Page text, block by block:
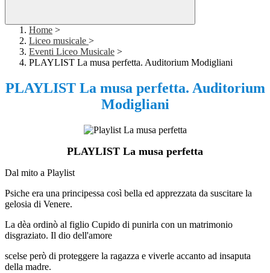
Home >
Liceo musicale >
Eventi Liceo Musicale >
PLAYLIST La musa perfetta. Auditorium Modigliani
PLAYLIST La musa perfetta. Auditorium
Modigliani
PLAYLIST La musa perfetta
Dal mito a Playlist
Psiche era una principessa così bella ed apprezzata da suscitare la
gelosia di Venere.
La dèa ordinò al figlio Cupido di punirla con un matrimonio
disgraziato. Il dio dell'amore
scelse però di proteggere la ragazza e viverle accanto ad insaputa
della madre.